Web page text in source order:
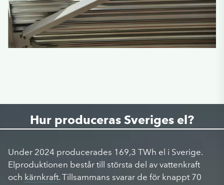
en tredjedel av elen
32,9 %
Hur produceras Sveriges el?
Under 2024 producerades 169,3 TWh el i Sverige.
Elproduktionen består till största del av vattenkraft
och kärnkraft. Tillsammans svarar de för knappt 70